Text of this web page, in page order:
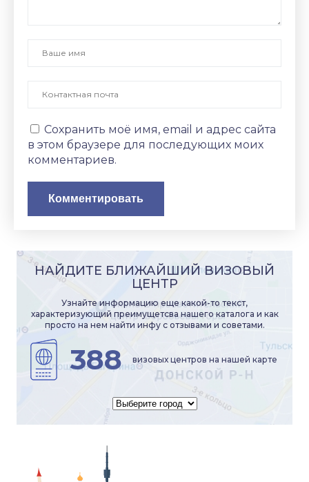
Сохранить моё имя, email и адрес сайта
в этом браузере для последующих моих
комментариев.
НАЙДИТЕ БЛИЖАЙШИЙ ВИЗОВЫЙ
ЦЕНТР
Узнайте информацию еще какой-то текст,
характеризующий преимущетсва нашего каталога и как
просто на нем найти инфу с отзывами и советами.
388 визовых центров на нашей карте